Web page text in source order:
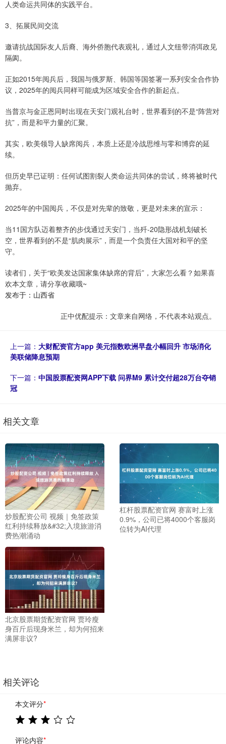
人类命运共同体的实践平台。
3、拓展民间交流
邀请抗战国际友人后裔、海外侨胞代表观礼，通过人文纽带消弭政见
隔阂。
正如2015年阅兵后，我国与俄罗斯、韩国等国签署一系列安全合作协
议，2025年的阅兵同样可能成为区域安全合作的新起点。
当普京与金正恩同时出现在天安门观礼台时，世界看到的不是“阵营对
抗”，而是和平力量的汇聚。
其实，欧美领导人缺席阅兵，本质上还是冷战思维与零和博弈的延
续。
但历史早已证明：任何试图割裂人类命运共同体的尝试，终将被时代
抛弃。
2025年的中国阅兵，不仅是对先辈的致敬，更是对未来的宣示：
当11国方队迈着整齐的步伐通过天安门，当歼-20隐形战机划破长
空，世界看到的不是“肌肉展示”，而是一个负责任大国对和平的坚
守。
读者们，关于“欧美发达国家集体缺席的背后”，大家怎么看？如果喜
欢本文章，请分享收藏哦~
发布于：山西省
正中优配提示：文章来自网络，不代表本站观点。
上一篇： 大财配资官方app 美元指数欧洲早盘小幅回升 市场消化
美联储降息预期
下一篇： 中国股票配资网APP下载 问界M9 累计交付超28万台夺销
冠
相关文章
炒股配资公司 视频｜免签政策
红利持续释放&#32;入境旅游消
费热潮涌动
杠杆股票配资官网 赛富时上涨
0.9%，公司已将4000个客服岗
位转为AI代理
北京股票期货配资官网 贾玲瘦
身百斤后现身米兰，却为何招来
满屏非议?
相关评论
本文评分*
评论内容*